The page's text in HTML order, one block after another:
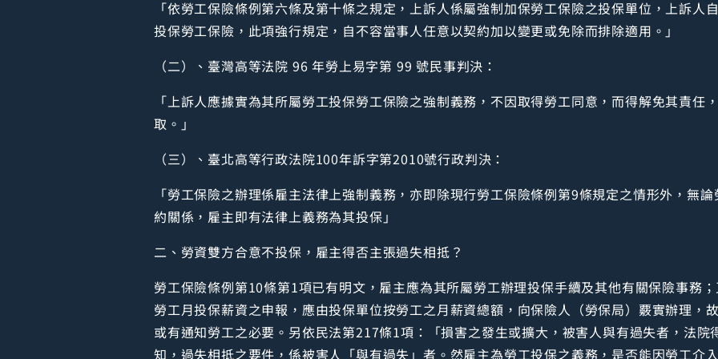
「依勞工保險條例第六條及第十條之規定，上訴人係屬強制加保勞工保險之投保單位，上訴人
投保勞工保險，此項強行規定，自不容當事人任意以契約加以變更或免除而排除適用。」
（二）、臺灣高等法院 96 年勞上易字第 99 號民事判決：
「上訴人應據實為其所屬勞工投保勞工保險之強制義務，不因取得勞工同意，而得解免其責任
取。」
（三）、臺北高等行政法院100年訴字第2010號行政判決：
「勞工保險之辦理係雇主法律上強制義務，亦即除現行勞工保險條例第9條規定之情形外，無
約關係，雇主即有法律上義務為其投保」
二、勞資雙方合意不投保，雇主得否主張過失相抵？
勞工保險條例第10條第1項已有明文，雇主應為其所屬勞工辦理投保手續及其他有關保險事務
勞工月投保薪資之申報，應由投保單位按勞工之月薪資總額，向保險人（勞保局）覈實辦理，
或有通知勞工之必要。另依民法第217條1項：「損害之發生或擴大，被害人與有過失者，法
知，過失相抵之要件，係被害人「與有過失」者。然雇主為勞工投保之義務，是否能因勞工介